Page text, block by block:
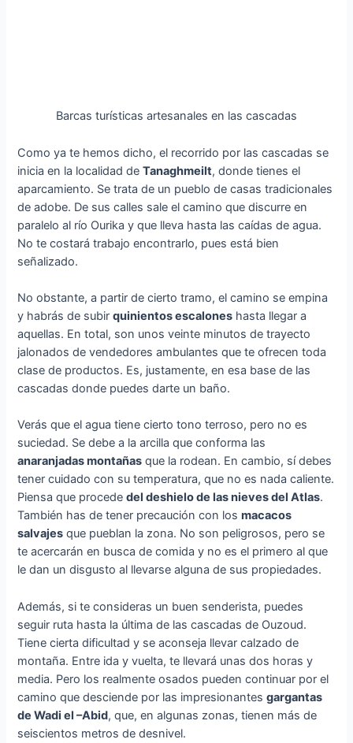
Barcas turísticas artesanales en las cascadas
Como ya te hemos dicho, el recorrido por las cascadas se
inicia en la localidad deTanaghmeilt, donde tienes el
aparcamiento. Se trata de un pueblo de casas tradicionales
de adobe. De sus calles sale el camino que discurre en
paralelo al río Ourika y que lleva hasta las caídas de agua.
No te costará trabajo encontrarlo, pues está bien
señalizado.
No obstante, a partir de cierto tramo, el camino se empina
y habrás de subirquinientos escalones hasta llegar a
aquellas. En total, son unos veinte minutos de trayecto
jalonados de vendedores ambulantes que te ofrecen toda
clase de productos. Es, justamente, en esa base de las
cascadas donde puedes darte un baño.
Verás que el agua tiene cierto tono terroso, pero no es
suciedad. Se debe a la arcilla que conforma las
anaranjadas montañas que la rodean. En cambio, sí debes
tener cuidado con su temperatura, que no es nada caliente.
Piensa que procededel deshielo de las nieves del Atlas.
También has de tener precaución con losmacacos
salvajes que pueblan la zona. No son peligrosos, pero se
te acercarán en busca de comida y no es el primero al que
le dan un disgusto al llevarse alguna de sus propiedades.
Además, si te consideras un buen senderista, puedes
seguir ruta hasta la última de las cascadas de Ouzoud.
Tiene cierta dificultad y se aconseja llevar calzado de
montaña. Entre ida y vuelta, te llevará unas dos horas y
media. Pero los realmente osados pueden continuar por el
camino que desciende por las impresionantesgargantas
de Wadi el –Abid, que, en algunas zonas, tienen más de
seiscientos metros de desnivel.